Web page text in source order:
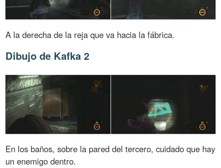
A la derecha de la reja que va hacia la fábrica.
Dibujo de Kafka 2
En los baños, sobre la pared del tercero, cuidado que hay
un enemigo dentro.